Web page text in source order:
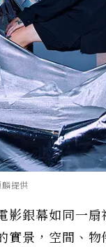
提供
影銀幕如同一
實景，空間、物